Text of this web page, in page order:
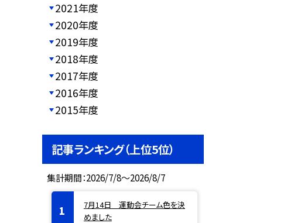
2021年度
2020年度
2019年度
2018年度
2017年度
2016年度
2015年度
記事ランキング（上位5位）
集計期間：2026/7/8～2026/8/7
7月14日 運動会チーム色を決
めました